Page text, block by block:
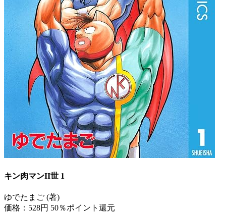
キン肉マンII世 1
ゆでたまご (著)
価格：528円 50％ポイント還元